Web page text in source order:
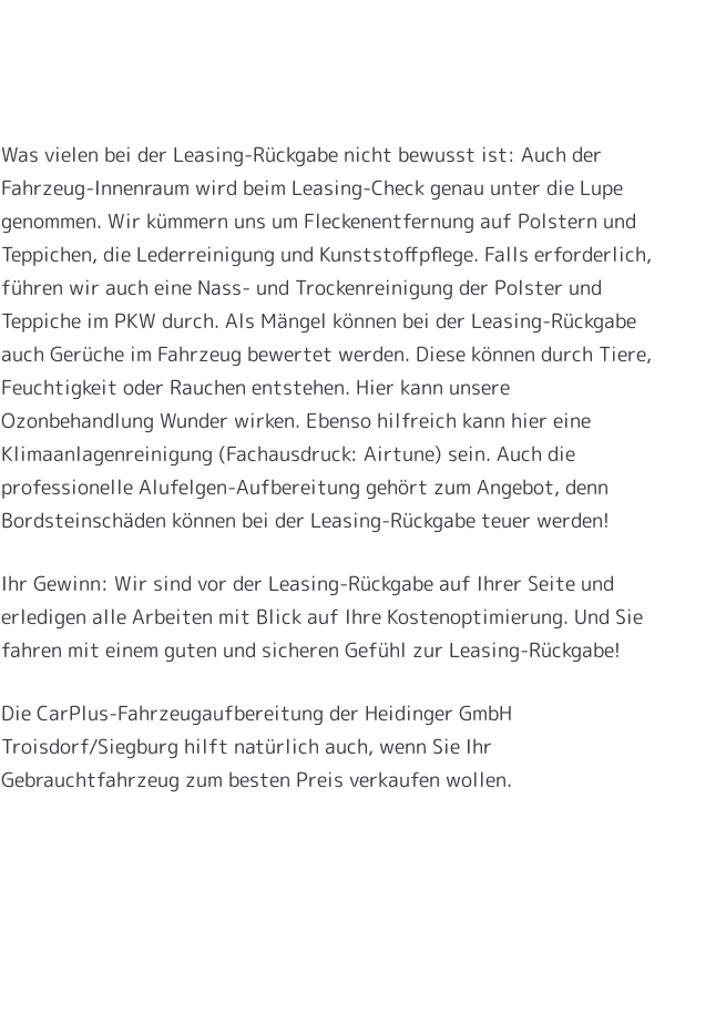
Was vielen bei der Leasing-Rückgabe nicht bewusst ist: Auch der
Fahrzeug-Innenraum wird beim Leasing-Check genau unter die Lupe
genommen. Wir kümmern uns um Fleckenentfernung auf Polstern und
Teppichen, die Lederreinigung und Kunststoffpflege. Falls erforderlich,
führen wir auch eine Nass- und Trockenreinigung der Polster und
Teppiche im PKW durch. Als Mängel können bei der Leasing-Rückgabe
auch Gerüche im Fahrzeug bewertet werden. Diese können durch Tiere,
Feuchtigkeit oder Rauchen entstehen. Hier kann unsere
Ozonbehandlung Wunder wirken. Ebenso hilfreich kann hier eine
Klimaanlagenreinigung (Fachausdruck: Airtune) sein. Auch die
professionelle Alufelgen-Aufbereitung gehört zum Angebot, denn
Bordsteinschäden können bei der Leasing-Rückgabe teuer werden!
Ihr Gewinn: Wir sind vor der Leasing-Rückgabe auf Ihrer Seite und
erledigen alle Arbeiten mit Blick auf Ihre Kostenoptimierung. Und Sie
fahren mit einem guten und sicheren Gefühl zur Leasing-Rückgabe!
Die CarPlus-Fahrzeugaufbereitung der Heidinger GmbH
Troisdorf/Siegburg hilft natürlich auch, wenn Sie Ihr
Gebrauchtfahrzeug zum besten Preis verkaufen wollen.